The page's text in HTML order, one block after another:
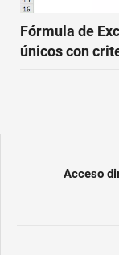
Fórmula de
únicos con
Acceso